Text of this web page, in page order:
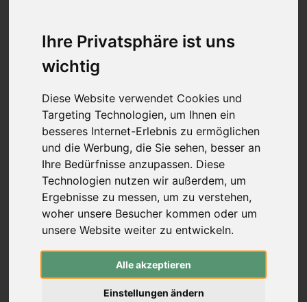
Ihre Privatsphäre ist uns
wichtig
Diese Website verwendet Cookies und
Targeting Technologien, um Ihnen ein
besseres Internet-Erlebnis zu ermöglichen
und die Werbung, die Sie sehen, besser an
Ihre Bedürfnisse anzupassen. Diese
Technologien nutzen wir außerdem, um
Ergebnisse zu messen, um zu verstehen,
woher unsere Besucher kommen oder um
unsere Website weiter zu entwickeln.
Alle akzeptieren
Einstellungen ändern
Wurfarme (Schraubverschluss)
Recurve Mittelstücke (ILF)
Wurfarme (ILF, Formula)
Koreanische Bögen & Reiterbögen
Freizeitbögen & Sets
Bogenbau
rund um den Bogen-rund um den Bogen
Pfeilauflagen (zum Schrauben)
Pfeilauflagen (zum Kleben)
traditionelle Pfeilauflagen
Compound Blade Auflagen
Compound Prong Auflagen
Compound Drop-Away Pfeilauflagen
Compound Full Capture Auflagen
Stabilisation-Stabilisation
Mono- & Seitenstabis
Extender (Vorbauten)